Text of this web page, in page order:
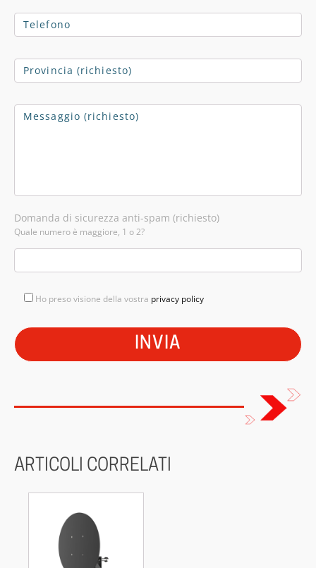
Domanda di sicurezza anti-spam (richiesto)
Quale numero è maggiore, 1 o 2?
Ho preso visione della vostra privacy policy
ARTICOLI CORRELATI